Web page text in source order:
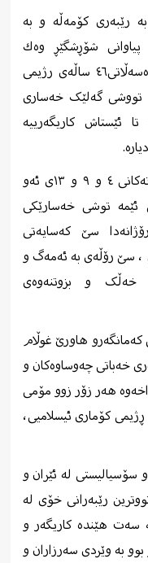
رێبەری کۆمەڵە و بە
شۆڕشگێڕ وەك
بزوتنەوەیەكی حەقخوازانە لە ماوەی دەسەڵاتی٤٦ ساڵەی رژیمی
تووشی گەلێک خەساری
ئێستاش كاریگەرییە
نیوه‌ی یه‌كه‌می مانگی خه‌رمانان رێكه‌وته‌كانی ٤ و ٩ و ١٣ی ئه‌و
ئێمه‌ توشی خەسارێکی
سێ كه‌سایه‌تی
، سێ رۆڵەی بە ئەمەگ و
خەڵک و بزوتنەوەی
هاورێ غوڵام
خه‌باتی چه‌وساوه‌كان و
هەر زۆر زوو مۆمی
کۆماری ئیسلامیی،
و سۆسیالیستی لە ئێران و
رێبەرانی خۆی لە
سەت هێندە کاریگەر و
بە وێردی سەرزاران و